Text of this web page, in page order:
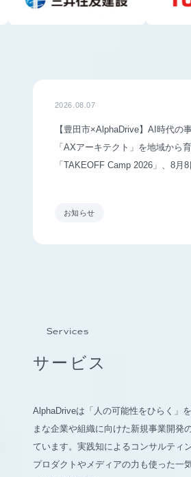
2026.08.07
お知らせ
【豊田市×AlphaDrive】AI時代の
「AXアーキテクト」を地域から
「TAKEOFF Camp 2026」、8月
Services
サービス
AlphaDriveは「人の可能性をひらく」
まな企業や組織に向けた新規事業開発
ています。実践知によるコンサルティ
プロダクトやメディアの力も使った一